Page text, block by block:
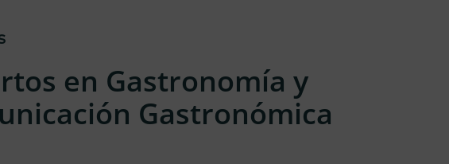
en Gastronomía y
Gastronómica